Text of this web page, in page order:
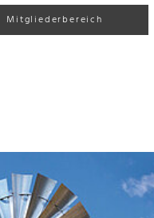
Mitgliederbereich